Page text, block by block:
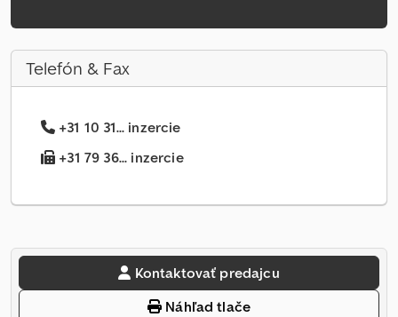
Telefón & Fax
+31 10 31... inzercie
+31 79 36... inzercie
Kontaktovať predajcu
Náhľad tlače